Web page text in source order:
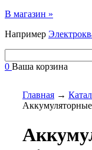
В магазин »
Например
0 Ваша корзина
Главная →